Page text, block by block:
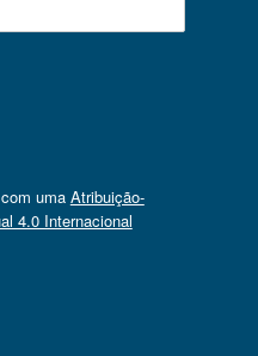
uma Atribuição-
4.0 Internacional